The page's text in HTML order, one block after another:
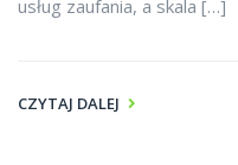
usług zaufania, a skala […]
CZYTAJ DALEJ